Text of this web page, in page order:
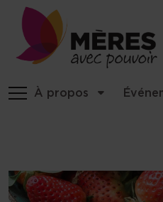
Identité du
À propos